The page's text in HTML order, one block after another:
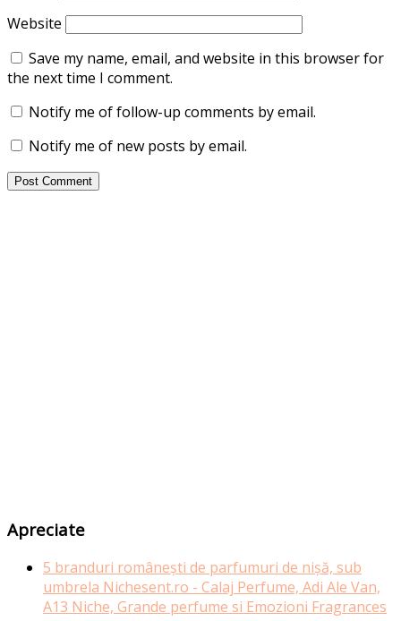
Website
Save my name, email, and website in this browser for
the next time I comment.
Notify me of follow-up comments by email.
Notify me of new posts by email.
Apreciate
5 branduri românești de parfumuri de nișă, sub
umbrela Nichesent.ro - Calaj Perfume, Adi Ale Van,
A13 Niche, Grande perfume si Emozioni Fragrances